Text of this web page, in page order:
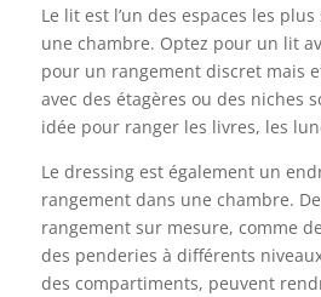
Le lit est l’un des espaces les
une chambre. Optez pour un lit
pour un rangement discret mais
avec des étagères ou des niches
idée pour ranger les livres, les
Le dressing est également un
rangement dans une chambre.
rangement sur mesure, comme
des penderies à différents
des compartiments, peuvent